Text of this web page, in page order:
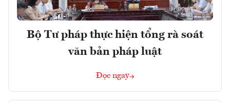
Bộ Tư pháp thực hiện tổng rà soát
văn bản pháp luật
Đọc ngay